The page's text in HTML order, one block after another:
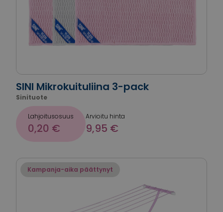
SINI Mikrokuituliina 3-pack
Sinituote
Lahjoitusosuus
0,20 €
Arvioitu hinta
9,95 €
Kampanja-aika päättynyt